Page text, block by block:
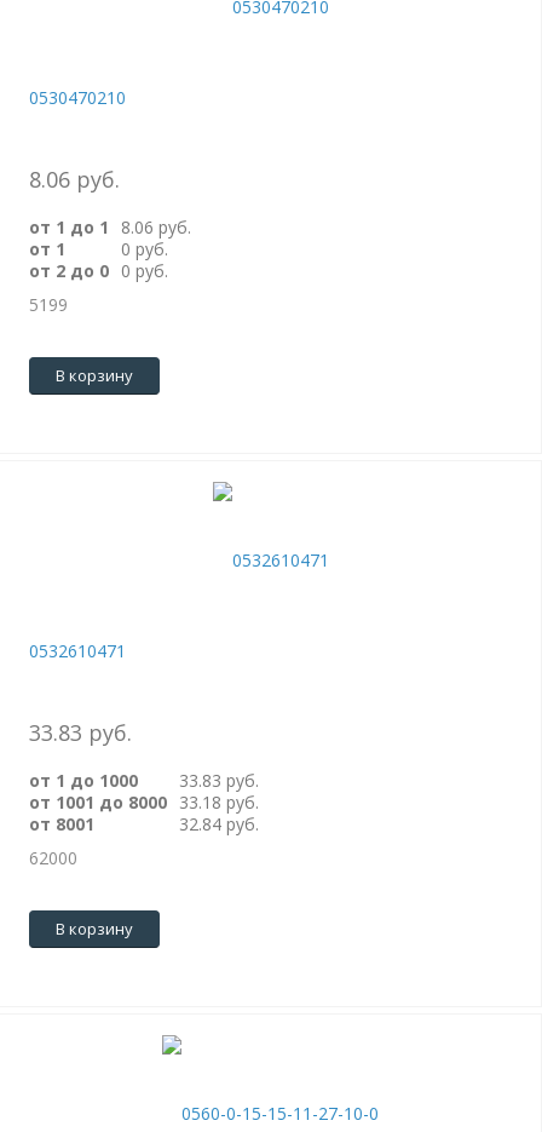
0530470210
8.06 руб.
от 1 до 1
8.06 руб.
от 1
0 руб.
от 2 до 0 0 руб.
5199
В корзину
0532610471
33.83 руб.
от 1 до 1000
33.83 руб.
от 1001 до 8000 33.18 руб.
от 8001
32.84 руб.
62000
В корзину